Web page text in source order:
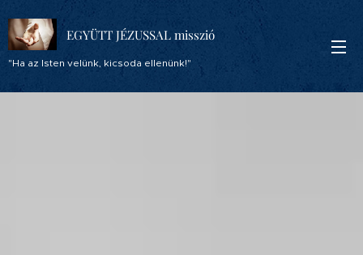
EGYÜTT JÉZUSSAL misszió
"Ha az Isten velünk, kicsoda ellenünk!"